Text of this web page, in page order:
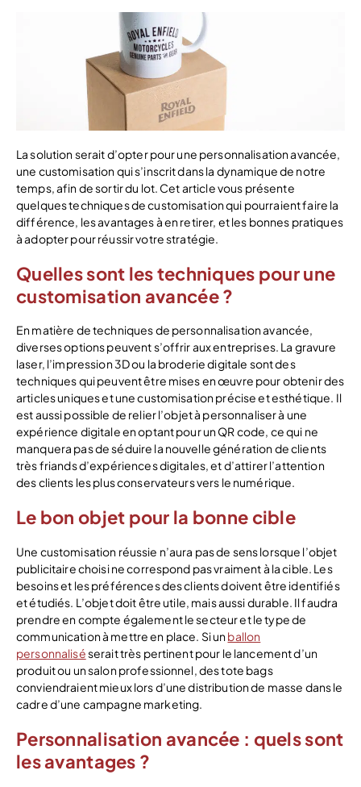
La solution serait d’opter pour une personnalisation avancée,
une customisation qui s’inscrit dans la dynamique de notre
temps, afin de sortir du lot. Cet article vous présente
quelques techniques de customisation qui pourraient faire la
différence, les avantages à en retirer, et les bonnes pratiques
à adopter pour réussir votre stratégie.
Quelles sont les techniques pour une
customisation avancée ?
En matière de techniques de personnalisation avancée,
diverses options peuvent s’offrir aux entreprises. La gravure
laser, l’impression 3D ou la broderie digitale sont des
techniques qui peuvent être mises en œuvre pour obtenir des
articles uniques et une customisation précise et esthétique. Il
est aussi possible de relier l’objet à personnaliser à une
expérience digitale en optant pour un QR code, ce qui ne
manquera pas de séduire la nouvelle génération de clients
très friands d’expériences digitales, et d’attirer l’attention
des clients les plus conservateurs vers le numérique.
Le bon objet pour la bonne cible
Une customisation réussie n’aura pas de sens lorsque l’objet
publicitaire choisi ne correspond pas vraiment à la cible. Les
besoins et les préférences des clients doivent être identifiés
et étudiés. L’objet doit être utile, mais aussi durable. Il faudra
prendre en compte également le secteur et le type de
communication à mettre en place. Si unballon
personnaliséserait très pertinent pour le lancement d’un
produit ou un salon professionnel, des tote bags
conviendraient mieux lors d’une distribution de masse dans le
cadre d’une campagne marketing.
Personnalisation avancée : quels sont
les avantages ?